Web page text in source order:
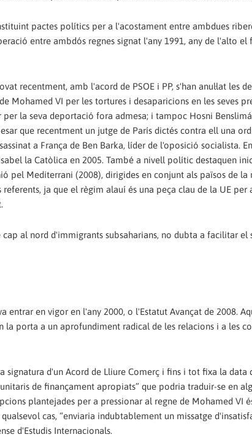
pactes polítics per a l'acostament entre ambdues
entre ambdós regnes signat l'any 1991, any de l'alto el
recentment, amb l'acord de PSOE i PP, s'han anul·lat les
Mohamed VI per les tortures i desaparicions en les seves
la seva deportació fora admesa; i tampoc Hosni
que recentment un jutge de París dictés contra ell una
a França de Ben Barka, líder de l'oposició socialista.
la Catòlica en 2005. També a nivell polític destaquen
pel Mediterrani (2008), dirigides en conjunt als països de la
ja que el règim alauí és una peça clau de la UE per
al nord d'immigrants subsaharians, no dubta a facilitar el
entrar en vigor en l'any 2000, o l'Estatut Avançat de 2008.
porta a un aprofundiment radical de les relacions i a les
signatura d'un Acord de Lliure Comerç i fins i tot fixa la data
de finançament apropiats” que podria traduir-se en
plantejades per a pressionar al regne de Mohamed VI
cas, “enviaria indubtablement un missatge
d'Estudis Internacionals.